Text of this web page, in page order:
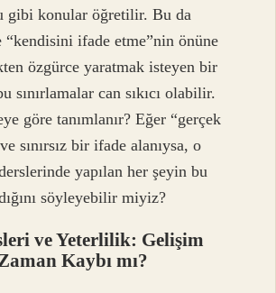
gibi konular öğretilir. Bu da
“kendisini ifade etme”nin önüne
özgürce yaratmak isteyen bir
sınırlamalar can sıkıcı olabilir.
göre tanımlanır? Eğer “gerçek
sınırsız bir ifade alanıysa, o
yapılan her şeyin bu
söyleyebilir miyiz?
ve Yeterlilik: Gelişim
Kaybı mı?